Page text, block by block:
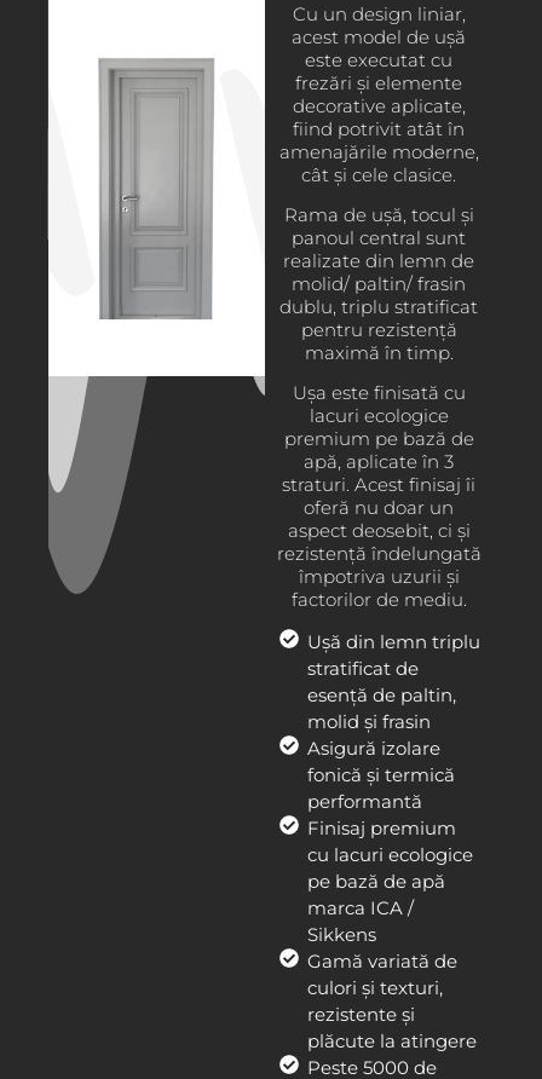
Cu un design liniar,
acest model de ușă
este executat cu
frezări și elemente
decorative aplicate,
fiind potrivit atât în
amenajările moderne,
cât și cele clasice.
Rama de ușă, tocul și
panoul central sunt
realizate din lemn de
molid/ paltin/ frasin
dublu, triplu stratificat
pentru rezistență
maximă în timp.
Ușa este finisată cu
lacuri ecologice
premium pe bază de
apă, aplicate în 3
straturi. Acest finisaj îi
oferă nu doar un
aspect deosebit, ci și
rezistență îndelungată
împotriva uzurii și
factorilor de mediu.
Ușă din lemn triplu
stratificat de
esență de paltin,
molid și frasin
Asigură izolare
fonică și termică
performantă
Finisaj premium
cu lacuri ecologice
pe bază de apă
marca ICA /
Sikkens
Gamă variată de
culori și texturi,
rezistente și
plăcute la atingere
Peste 5000 de